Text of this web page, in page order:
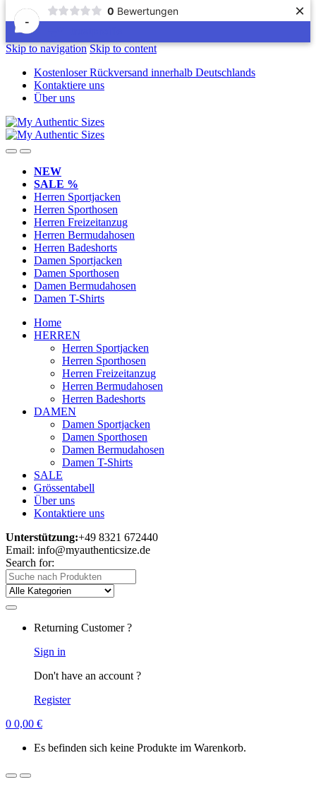
-
0 Bewertungen ×
Skip to navigation Skip to content
Kostenloser Rückversand innerhalb Deutschlands
Kontaktiere uns
Über uns
NEW
SALE %
Herren Sportjacken
Herren Sporthosen
Herren Freizeitanzug
Herren Bermudahosen
Herren Badeshorts
Damen Sportjacken
Damen Sporthosen
Damen Bermudahosen
Damen T-Shirts
Home
HERREN
Herren Sportjacken
Herren Sporthosen
Herren Freizeitanzug
Herren Bermudahosen
Herren Badeshorts
DAMEN
Damen Sportjacken
Damen Sporthosen
Damen Bermudahosen
Damen T-Shirts
SALE
Grössentabell
Über uns
Kontaktiere uns
Unterstützung:+49 8321 672440
Email: info@myauthenticsize.de
Search for:
Returning Customer ?
Sign in
Don't have an account ?
Register
0 0,00 €
Es befinden sich keine Produkte im Warenkorb.